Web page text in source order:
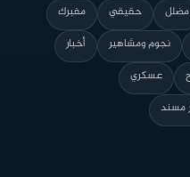
مضلل حقيقي
مفبرك
نجوم ومشاهير
أخبار
عسكري
مسند